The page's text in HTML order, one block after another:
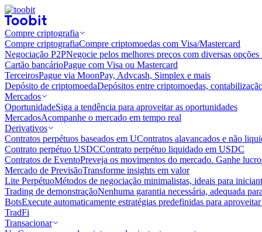
Compre criptografia
Compre criptografiaCompre criptomoedas com Visa/Mastercard
Negociação P2PNegocie pelos melhores preços com diversas
Cartão bancárioPague com Visa ou Mastercard
TerceirosPague via MoonPay, Advcash, Simplex e mais
Depósito de criptomoedaDepósitos entre criptomoedas,
Mercados
OportunidadeSiga a tendência para aproveitar as oportunidades
MercadosAcompanhe o mercado em tempo real
Derivativos
Contratos perpétuos baseados em UContratos alavancados e não
Contrato perpétuo USDCContrato perpétuo liquidado em USDC
Contratos de EventoPreveja os movimentos do mercado. Ganhe
Mercado de PrevisãoTransforme insights em valor
Lite PerpétuoMétodos de negociação minimalistas, ideais para
Trading de demonstraçãoNenhuma garantia necessária, adequada
BotsExecute automaticamente estratégias predefinidas para
TradFi
Transacionar